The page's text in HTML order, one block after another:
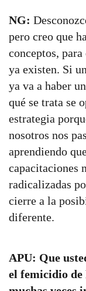
NG:
pero creo que
conceptos,
ya existen. Si
ya va a haber
qué se trata se
estrategia
nosotros nos
aprendiendo
capacitaciones
radicalizadas
cierre a la
diferente.
APU: Que
el femicidio de